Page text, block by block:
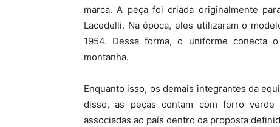
marca. A peça foi criada originalmente
Lacedelli. Na época, eles utilizaram o
1954. Dessa forma, o uniforme conecta
montanha.
Enquanto isso, os demais integrantes da
disso, as peças contam com forro
associadas ao país dentro da proposta